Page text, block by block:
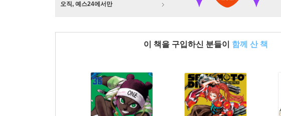
오직, 예스24에서만
이 책을 구입하신 분들이 함께 산 책